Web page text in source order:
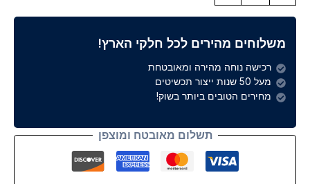
משלוחים מהירים לכל חלקי הארץ!
רכישה נוחה מהירה ומאובטחת
מעל 50 שנות ייצור תכשיטים
מחירים הטובים ביותר בשוק!
תשלום מאובטח ומוצפן